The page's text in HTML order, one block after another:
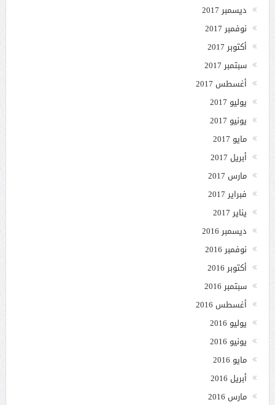
ديسمبر 2017
نوفمبر 2017
أكتوبر 2017
سبتمبر 2017
أغسطس 2017
يوليو 2017
يونيو 2017
مايو 2017
أبريل 2017
مارس 2017
فبراير 2017
يناير 2017
ديسمبر 2016
نوفمبر 2016
أكتوبر 2016
سبتمبر 2016
أغسطس 2016
يوليو 2016
يونيو 2016
مايو 2016
أبريل 2016
مارس 2016